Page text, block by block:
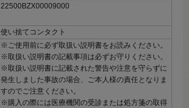
22500BZX00009000
使い捨てコンタクト
※ご使用前に必ず取扱い説明書をお読みください。
※取扱い説明書の記載事項は必ずお守りください。
※取扱い説明書に記載された警告や注意を守らずに
発生しました事故の場合、ご本人様の責任となりま
すのでご注意ください。
※購入の際には医療機関の受診または処方箋の取得